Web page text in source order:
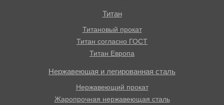
Титан
Титановый прокат
Титан согласно ГОСТ
Титан Европа
Нержавеющая и легированная сталь
Нержавеющий прокат
Жаропрочная нержавеющая сталь